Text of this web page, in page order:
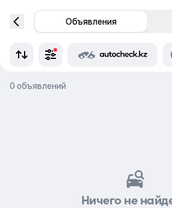
Объявления
0 объявлений
Ничего не